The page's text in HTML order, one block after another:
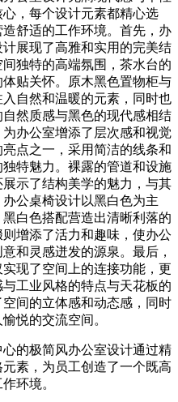
，每个设计元素都精心选
舒适的工作环境。首先，办
展现了高雅和实用的完美结
独特的高端氛围，茶水台的
贴关怀。原木黑色置物柜与
自然和温暖的元素，同时也
然质感与黑色的现代感相结
办公室增添了层次感和视觉
点之一，采用简洁的线条和
特魅力。裸露的管道和设施
示了结构美学的魅力，与其
公桌椅设计以黑白色为主
白色搭配营造出清晰利落的
增添了活力和趣味，使办公
和灵感迸发的源泉。最后，
现了空间上的连接功能，更
工业风格的特点与天花板的
间的立体感和动态感，同时
悦的交流空间。
的极简风办公室设计通过精
素，为员工创造了一个既高
环境。